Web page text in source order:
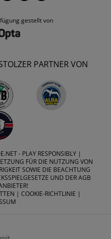
gestellt von
PARTNER VON
- PLAY RESPONSIBLY |
FÜR DIE NUTZUNG VON
SOWIE DIE BEACHTUNG
UND DER AGB
| COOKIE-RICHTLINIE |